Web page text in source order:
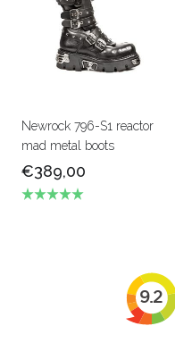
Newrock 796-S1 reactor
mad metal boots
€389,00